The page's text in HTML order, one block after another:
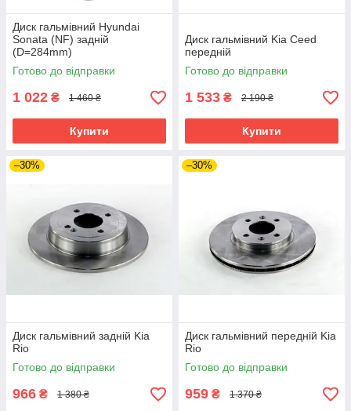
Диск гальмівний Hyundai
Sonata (NF) задній
(D=284mm)
Готово до відправки
1 022 ₴ 1 460 ₴
Купити
Диск гальмівний Kia Ceed
передній
Готово до відправки
1 533 ₴ 2 190 ₴
Купити
–30%
Диск гальмівний задній Kia
Rio
Готово до відправки
966 ₴ 1 380 ₴
–30%
Диск гальмівний передній Kia
Rio
Готово до відправки
959 ₴ 1 370 ₴